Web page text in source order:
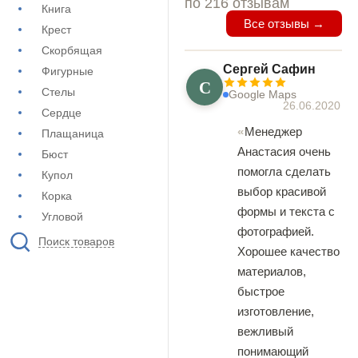
Книга
Крест
Скорбящая
Фигурные
Стелы
Сердце
Плащаница
Бюст
Купол
Корка
Угловой
Поиск товаров
по 216 отзывам
Все отзывы →
С
Сергей Сафин
Google Maps
26.06.2020
Менеджер
Анастасия очень
помогла сделать
выбор красивой
формы и текста с
фотографией.
Хорошее качество
материалов,
быстрое
изготовление,
вежливый
понимающий